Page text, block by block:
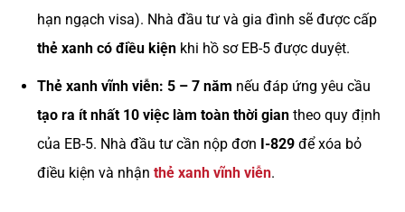
hạn ngạch visa). Nhà đầu tư và gia đình sẽ được cấp
thẻ xanh có điều kiệnkhi hồ sơ EB-5 được duyệt.
Thẻ xanh vĩnh viễn: 5 – 7 năm nếu đáp ứng yêu cầu
tạo ra ít nhất 10 việc làm toàn thời giantheo quy định
của EB-5. Nhà đầu tư cần nộp đơn I-829để xóa bỏ
điều kiện và nhận thẻ xanh vĩnh viễn.